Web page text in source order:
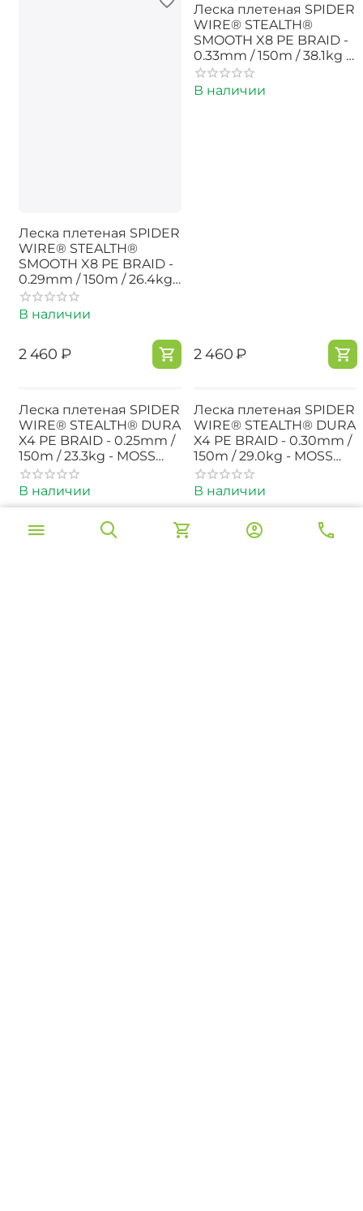
Леска плетеная SPIDER
WIRE® STEALTH®
SMOOTH X8 PE BRAID -
0.29mm / 150m / 26.4kg -
HI VIS YELLOW
В наличии
‍2 460‍ ₽
Леска плетеная SPIDER
WIRE® STEALTH®
SMOOTH X8 PE BRAID -
0.33mm / 150m / 38.1kg -
HI VIS YELLOW
В наличии
‍2 460‍₽
Леска плетеная SPIDER
WIRE® STEALTH® DURA
X4 PE BRAID - 0.25mm /
150m / 23.3kg - MOSS
GREEN
В наличии
Леска плетеная SPIDER
WIRE® STEALTH® DURA
X4 PE BRAID - 0.30mm /
150m / 29.0kg - MOSS
GREEN
В наличии